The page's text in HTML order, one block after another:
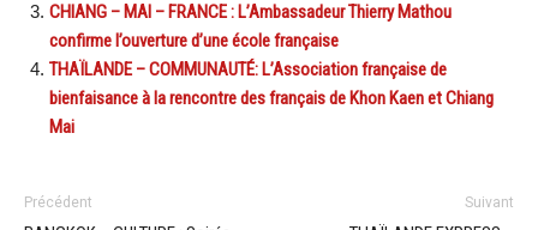
CHIANG – MAI – FRANCE : L’Ambassadeur Thierry Mathou
confirme l’ouverture d’une école française
THAÏLANDE – COMMUNAUTÉ: L’Association française de
bienfaisance à la rencontre des français de Khon Kaen et Chiang
Mai
Précédent Suivant